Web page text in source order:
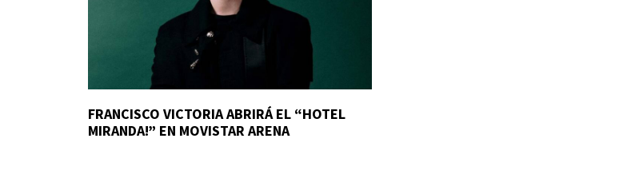
FRANCISCO VICTORIA ABRIRÁ EL “HOTEL
MIRANDA!” EN MOVISTAR ARENA